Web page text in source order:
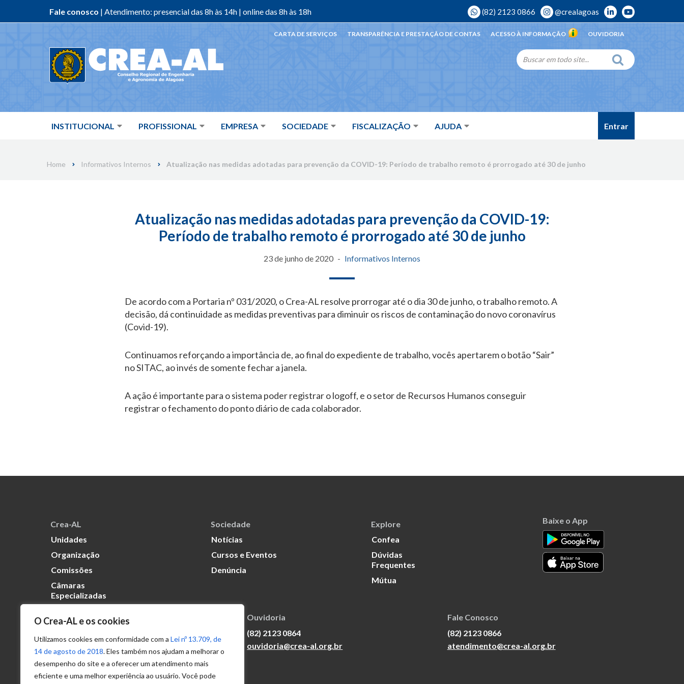
O Crea-AL e os cookies
Utilizamos cookies em conformidade com a Lei nº 13.709, de
14 de agosto de 2018. Eles também nos ajudam a melhorar o
desempenho do site e a oferecer um atendimento mais
eficiente e uma melhor experiência ao usuário. Você pode
Fale conosco | Atendimento: presencial das 8h às 14h | online das 8h às 18h (82) 2123 0866 @crealagoas
INSTITUCIONAL PROFISSIONAL EMPRESA SOCIEDADE FISCALIZAÇÃO AJUDA
OUVIDORIA
ACESSO À INFORMAÇÃO
TRANSPARÊNCIA E PRESTAÇÃO DE CONTAS
CARTA DE SERVIÇOS
Entrar
Home Informativos Internos Atualização nas medidas adotadas para prevenção da COVID-19: Período de trabalho remoto é prorrogado até 30 de junho
Atualização nas medidas adotadas para prevenção da COVID-19:
Período de trabalho remoto é prorrogado até 30 de junho
23 de junho de 2020 Informativos Internos
De acordo com a Portaria nº 031/2020, o Crea-AL resolve prorrogar até o dia 30 de junho, o trabalho remoto. A
decisão, dá continuidade as medidas preventivas para diminuir os riscos de contaminação do novo coronavírus
(Covid-19).
Continuamos reforçando a importância de, ao final do expediente de trabalho, vocês apertarem o botão “Sair”
no SITAC, ao invés de somente fechar a janela.
A ação é importante para o sistema poder registrar o logoff, e o setor de Recursos Humanos conseguir
registrar o fechamento do ponto diário de cada colaborador.
Crea-AL
Unidades
Organização
Comissões
Câmaras
Especializadas
Sociedade
Notícias
Cursos e Eventos
Denúncia
Explore
Confea
Dúvidas
Frequentes
Mútua
Baixe o App
Transparência
Portal
Acesso à
Informação
Política de
Ouvidoria
(82) 2123 0864
ouvidoria@crea-al.org.br
Fale Conosco
(82) 2123 0866
atendimento@crea-al.org.br